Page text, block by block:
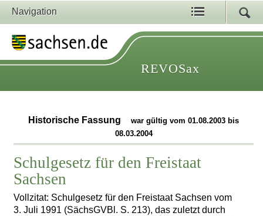
Navigation
REVOSax
Historische Fassung
war gültig vom 01.08.2003 bis
08.03.2004
Schulgesetz für den Freistaat
Sachsen
Vollzitat: Schulgesetz für den Freistaat Sachsen vom
3. Juli 1991 (SächsGVBl. S. 213), das zuletzt durch